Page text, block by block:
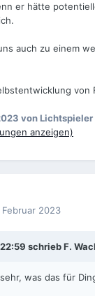
er hätte
auch zu einem
von
von Lichtspieler
anzeigen)
Februar 2023
schriebF.
was das für